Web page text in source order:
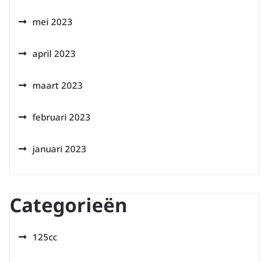
mei 2023
april 2023
maart 2023
februari 2023
januari 2023
Categorieën
125cc